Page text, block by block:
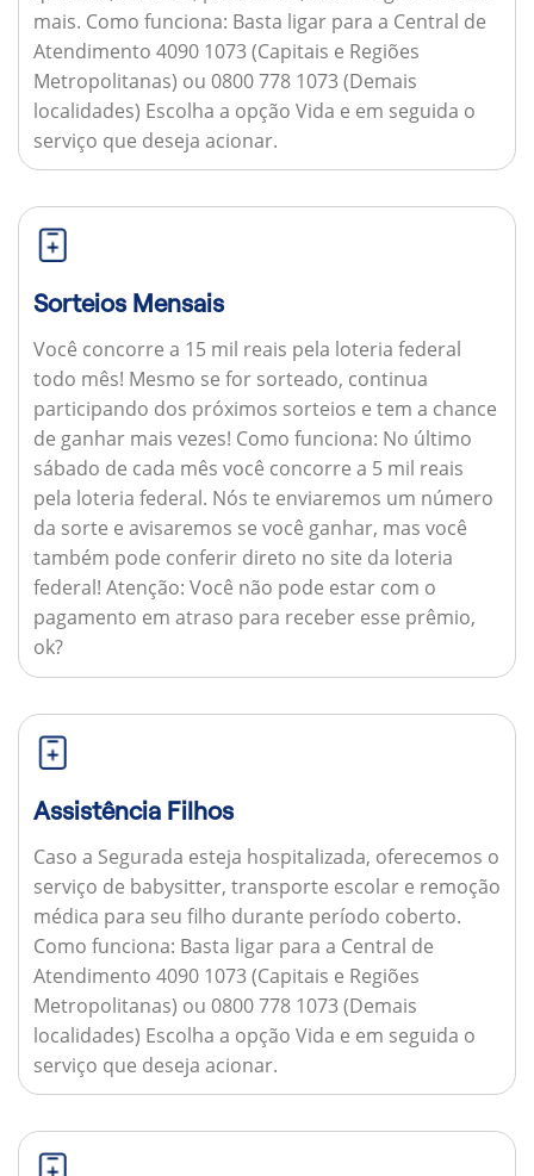
mais. Como funciona: Basta ligar para a Central de
Atendimento 4090 1073 (Capitais e Regiões
Metropolitanas) ou 0800 778 1073 (Demais
localidades) Escolha a opção Vida e em seguida o
serviço que deseja acionar.
Sorteios Mensais
Você concorre a 15 mil reais pela loteria federal
todo mês! Mesmo se for sorteado, continua
participando dos próximos sorteios e tem a chance
de ganhar mais vezes! Como funciona: No último
sábado de cada mês você concorre a 5 mil reais
pela loteria federal. Nós te enviaremos um número
da sorte e avisaremos se você ganhar, mas você
também pode conferir direto no site da loteria
federal! Atenção: Você não pode estar com o
pagamento em atraso para receber esse prêmio,
ok?
Assistência Filhos
Caso a Segurada esteja hospitalizada, oferecemos o
serviço de babysitter, transporte escolar e remoção
médica para seu filho durante período coberto.
Como funciona: Basta ligar para a Central de
Atendimento 4090 1073 (Capitais e Regiões
Metropolitanas) ou 0800 778 1073 (Demais
localidades) Escolha a opção Vida e em seguida o
serviço que deseja acionar.